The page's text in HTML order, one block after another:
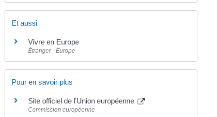
Et aussi
Vivre en Europe
Étranger - Europe
Pour en savoir plus
Site officiel de l'Union européenne
Commission européenne